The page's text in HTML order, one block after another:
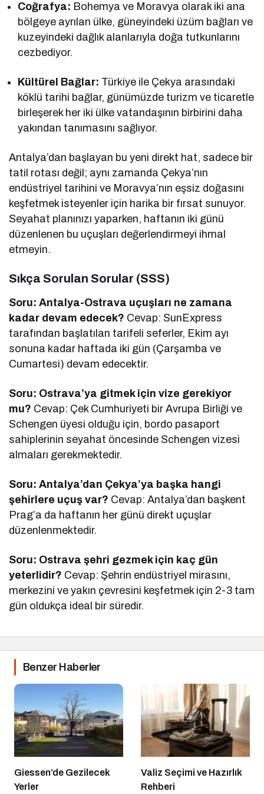
Coğrafya: Bohemya ve Moravya olarak iki ana
bölgeye ayrılan ülke, güneyindeki üzüm bağları ve
kuzeyindeki dağlık alanlarıyla doğa tutkunlarını
cezbediyor.
Kültürel Bağlar: Türkiye ile Çekya arasındaki
köklü tarihi bağlar, günümüzde turizm ve ticaretle
birleşerek her iki ülke vatandaşının birbirini daha
yakından tanımasını sağlıyor.
Antalya’dan başlayan bu yeni direkt hat, sadece bir
tatil rotası değil; aynı zamanda Çekya’nın
endüstriyel tarihini ve Moravya’nın eşsiz doğasını
keşfetmek isteyenler için harika bir fırsat sunuyor.
Seyahat planınızı yaparken, haftanın iki günü
düzenlenen bu uçuşları değerlendirmeyi ihmal
etmeyin.
Sıkça Sorulan Sorular (SSS)
Soru: Antalya-Ostrava uçuşları ne zamana
kadar devam edecek? Cevap: SunExpress
tarafından başlatılan tarifeli seferler, Ekim ayı
sonuna kadar haftada iki gün (Çarşamba ve
Cumartesi) devam edecektir.
Soru: Ostrava’ya gitmek için vize gerekiyor
mu? Cevap: Çek Cumhuriyeti bir Avrupa Birliği ve
Schengen üyesi olduğu için, bordo pasaport
sahiplerinin seyahat öncesinde Schengen vizesi
almaları gerekmektedir.
Soru: Antalya’dan Çekya’ya başka hangi
şehirlere uçuş var? Cevap: Antalya’dan başkent
Prag’a da haftanın her günü direkt uçuşlar
düzenlenmektedir.
Soru: Ostrava şehri gezmek için kaç gün
yeterlidir? Cevap: Şehrin endüstriyel mirasını,
merkezini ve yakın çevresini keşfetmek için 2-3 tam
gün oldukça ideal bir süredir.
Benzer Haberler
Giessen’de Gezilecek
Yerler
Valiz Seçimi ve Hazırlık
Rehberi